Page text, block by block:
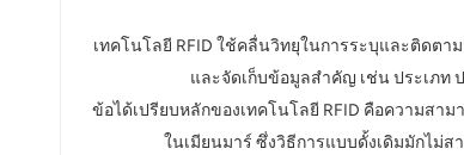
เทคโนโลยี RFID ใช้คลื่นวิทยุในการระบุและติดต
และจัดเก็บข้อมูลสำคัญ เช่น ประเภท
ข้อได้เปรียบหลักของเทคโนโลยี RFID คือความส
ในเมียนมาร์ ซึ่งวิธีการแบบดั้งเดิมมักไม่